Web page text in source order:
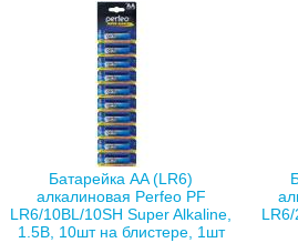
Батарейка AA (LR6)
алкалиновая Perfeo PF
LR6/10BL/10SH Super Alkaline,
1.5В, 10шт на блистере, 1шт